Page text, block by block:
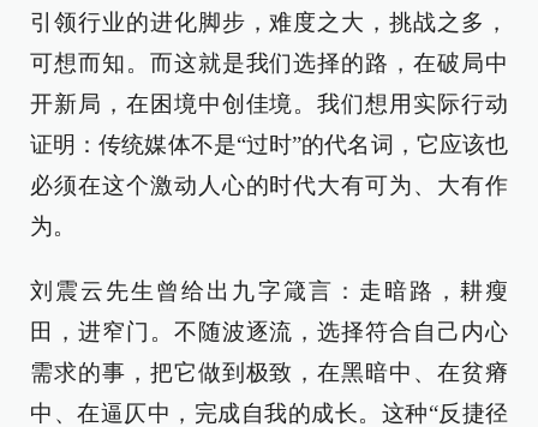
引领行业的进化脚步，难度之大，挑战之多，
可想而知。而这就是我们选择的路，在破局中
开新局，在困境中创佳境。我们想用实际行动
证明：传统媒体不是“过时”的代名词，它应该也
必须在这个激动人心的时代大有可为、大有作
为。
刘震云先生曾给出九字箴言：走暗路，耕瘦
田，进窄门。不随波逐流，选择符合自己内心
需求的事，把它做到极致，在黑暗中、在贫瘠
中、在逼仄中，完成自我的成长。这种“反捷径